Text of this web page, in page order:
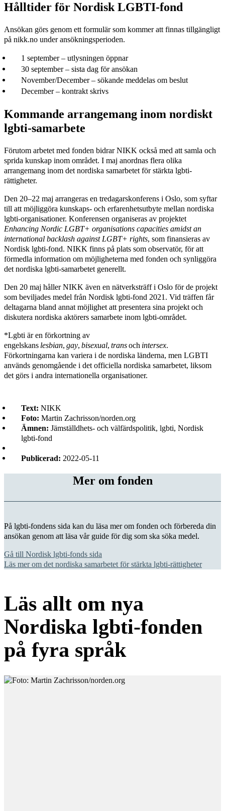
Hålltider för Nordisk LGBTI-fond
Ansökan görs genom ett formulär som kommer att finnas tillgängligt
på nikk.no under ansökningsperioden.
1 september – utlysningen öppnar
30 september – sista dag för ansökan
November/December – sökande meddelas om beslut
December – kontrakt skrivs
Kommande arrangemang inom nordiskt
lgbti-samarbete
Förutom arbetet med fonden bidrar NIKK också med att samla och
sprida kunskap inom området. I maj anordnas flera olika
arrangemang inom det nordiska samarbetet för stärkta lgbti-
rättigheter.
Den 20–22 maj arrangeras en tredagarskonferens i Oslo, som syftar
till att möjliggöra kunskaps- och erfarenhetsutbyte mellan nordiska
lgbti-organisationer. Konferensen organiseras av projektet
Enhancing Nordic LGBT+ organisations capacities amidst an
international backlash against LGBT+ rights, som finansieras av
Nordisk lgbti-fond. NIKK finns på plats som observatör, för att
förmedla information om möjligheterna med fonden och synliggöra
det nordiska lgbti-samarbetet generellt.
Den 20 maj håller NIKK även en nätverksträff i Oslo för de projekt
som beviljades medel från Nordisk lgbti-fond 2021. Vid träffen får
deltagarna bland annat möjlighet att presentera sina projekt och
diskutera nordiska aktörers samarbete inom lgbti-området.
*Lgbti är en förkortning av
engelskans lesbian, gay, bisexual, transoch intersex.
Förkortningarna kan variera i de nordiska länderna, men LGBTI
används genomgående i det officiella nordiska samarbetet, liksom
det görs i andra internationella organisationer.
Text: NIKK
Foto: Martin Zachrisson/norden.org
Ämnen: Jämställdhets- och välfärdspolitik, lgbti, Nordisk
lgbti-fond
Publicerad: 2022-05-11
Mer om fonden
På lgbti-fondens sida kan du läsa mer om fonden och förbereda din
ansökan genom att läsa vår guide för dig som ska söka medel.
Gå till Nordisk lgbti-fonds sida
Läs mer om det nordiska samarbetet för stärkta lgbti-rättigheter
Läs allt om nya
Nordiska lgbti-fonden
på fyra språk